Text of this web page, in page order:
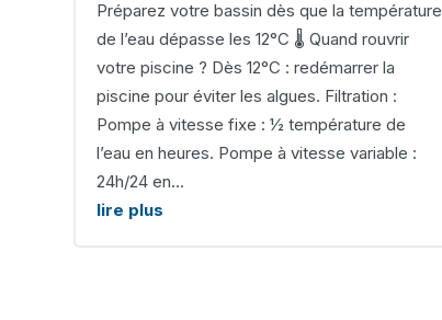
Préparez votre bassin dès que la température
de l’eau dépasse les 12°C 🌡️ Quand rouvrir
votre piscine ? Dès 12°C : redémarrer la
piscine pour éviter les algues. Filtration :
Pompe à vitesse fixe : ½ température de
l’eau en heures. Pompe à vitesse variable :
24h/24 en...
lire plus